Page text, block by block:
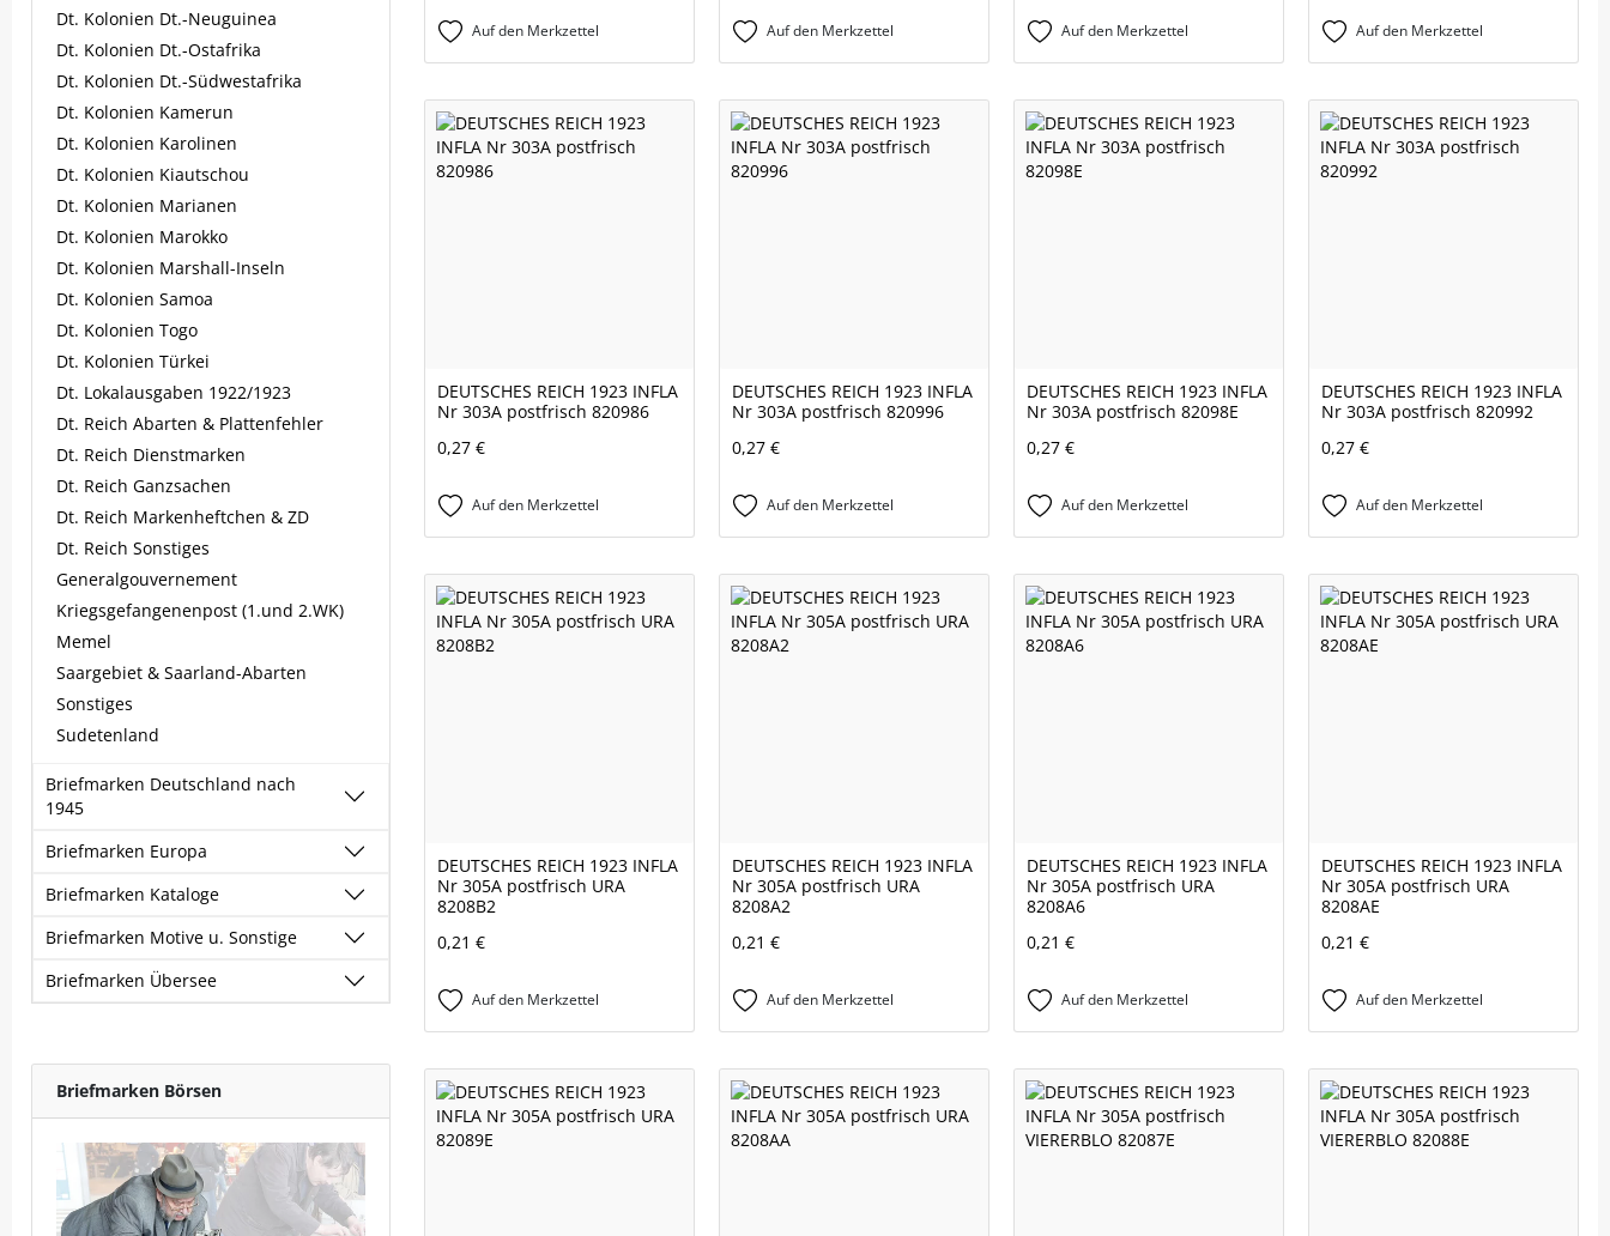
Dt. Kolonien Dt.-Neuguinea
Dt. Kolonien Dt.-Ostafrika
Dt. Kolonien Dt.-Südwestafrika
Dt. Kolonien Kamerun
Dt. Kolonien Karolinen
Dt. Kolonien Kiautschou
Dt. Kolonien Marianen
Dt. Kolonien Marokko
Dt. Kolonien Marshall-Inseln
Dt. Kolonien Samoa
Dt. Kolonien Togo
Dt. Kolonien Türkei
Dt. Lokalausgaben 1922/1923
Dt. Reich Abarten & Plattenfehler
Dt. Reich Dienstmarken
Dt. Reich Ganzsachen
Dt. Reich Markenheftchen & ZD
Dt. Reich Sonstiges
Generalgouvernement
Kriegsgefangenenpost (1.und 2.WK)
Memel
Saargebiet & Saarland-Abarten
Sonstiges
Sudetenland
Briefmarken Deutschland nach
1945
Briefmarken Europa
Briefmarken Kataloge
Briefmarken Motive u. Sonstige
Briefmarken Übersee
Briefmarken Börsen
Auf den Merkzettel Auf den Merkzettel Auf den Merkzettel Auf den Merkzettel
DEUTSCHES REICH 1923 INFLA
Nr 303A postfrisch 820986
0,27 €
Auf den Merkzettel
DEUTSCHES REICH 1923 INFLA
Nr 303A postfrisch 820996
0,27 €
Auf den Merkzettel
DEUTSCHES REICH 1923 INFLA
Nr 303A postfrisch 82098E
0,27 €
Auf den Merkzettel
DEUTSCHES REICH 1923 INFLA
Nr 303A postfrisch 820992
0,27 €
Auf den Merkzettel
DEUTSCHES REICH 1923 INFLA
Nr 305A postfrisch URA
8208B2
0,21 €
Auf den Merkzettel
DEUTSCHES REICH 1923 INFLA
Nr 305A postfrisch URA
8208A2
0,21 €
Auf den Merkzettel
DEUTSCHES REICH 1923 INFLA
Nr 305A postfrisch URA
8208A6
0,21 €
Auf den Merkzettel
DEUTSCHES REICH 1923 INFLA
Nr 305A postfrisch URA
8208AE
0,21 €
Auf den Merkzettel